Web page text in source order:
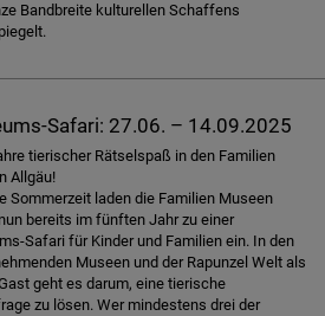
Bandbreite kulturellen Schaffens
Safari: 27.06. – 14.09.2025
tierischer Rätselspaß in den Familien
Allgäu!
Sommerzeit laden die Familien Museen
bereits im fünften Jahr zu einer
Safari für Kinder und Familien ein. In den
Museen und der Rapunzel Welt als
geht es darum, eine tierische
zu lösen. Wer mindestens drei der